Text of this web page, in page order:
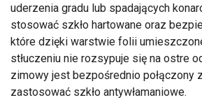
uderzenia gradu lub spadających
stosować szkło hartowane oraz
które dzięki warstwie folii
stłuczeniu nie rozsypuje się na ostre
zimowy jest bezpośrednio połączony
zastosować szkło antywłamaniowe.